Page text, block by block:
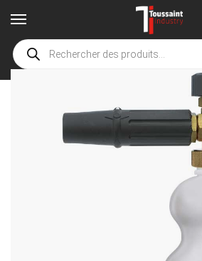
Accueil boutique / Accessoires de nettoyage